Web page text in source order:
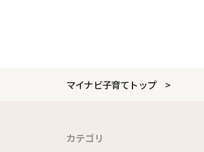
マイナビ子育てトップ
カテゴリ